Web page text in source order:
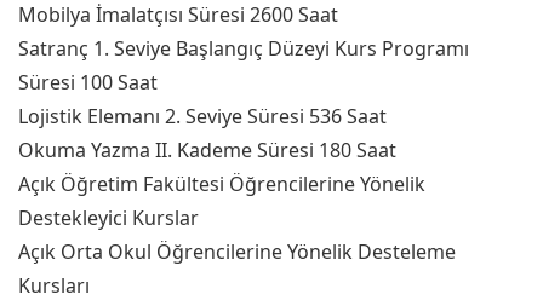
Mobilya İmalatçısı Süresi 2600 Saat
Satranç 1. Seviye Başlangıç Düzeyi Kurs Programı
Süresi 100 Saat
Lojistik Elemanı 2. Seviye Süresi 536 Saat
Okuma Yazma II. Kademe Süresi 180 Saat
Açık Öğretim Fakültesi Öğrencilerine Yönelik
Destekleyici Kurslar
Açık Orta Okul Öğrencilerine Yönelik Desteleme
Kursları